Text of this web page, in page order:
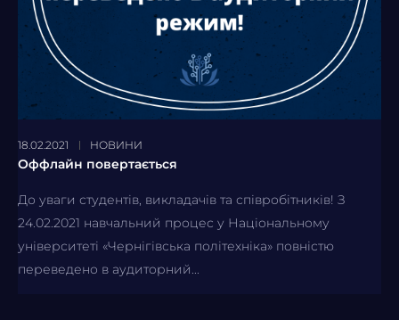
18.02.2021 НОВИНИ
Оффлайн повертається
До уваги студентів, викладачів та співробітників! З
24.02.2021 навчальний процес у Національному
університеті «Чернігівська політехніка» повністю
переведено в аудиторний...